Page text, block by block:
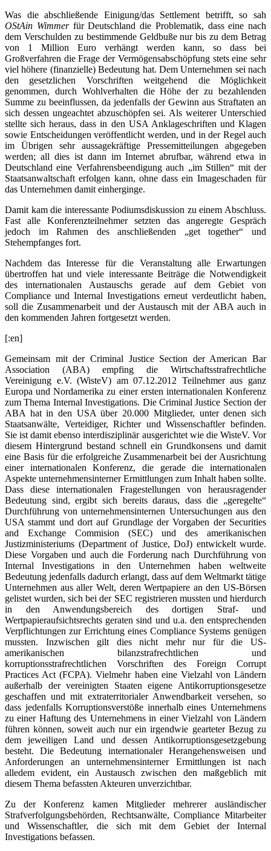
Was die abschließende Einigung/das Settlement betrifft, so sah
OStAin Wimmerfür Deutschland die Problematik, dass eine nach
dem Verschulden zu bestimmende Geldbuße nur bis zu dem Betrag
von 1 Million Euro verhängt werden kann, so dass bei
Großverfahren die Frage der Vermögensabschöpfung stets eine sehr
viel höhere (finanzielle) Bedeutung hat. Dem Unternehmen sei nach
den gesetzlichen Vorschriften weitgehend die Möglichkeit
genommen, durch Wohlverhalten die Höhe der zu bezahlenden
Summe zu beeinflussen, da jedenfalls der Gewinn aus Straftaten an
sich dessen ungeachtet abzuschöpfen sei. Als weiterer Unterschied
stellte sich heraus, dass in den USA Anklageschriften und Klagen
sowie Entscheidungen veröffentlicht werden, und in der Regel auch
im Übrigen sehr aussagekräftige Pressemitteilungen abgegeben
werden; all dies ist dann im Internet abrufbar, während etwa in
Deutschland eine Verfahrensbeendigung auch „im Stillen“ mit der
Staatsanwaltschaft erfolgen kann, ohne dass ein Imageschaden für
das Unternehmen damit einherginge.
Damit kam die interessante Podiumsdiskussion zu einem Abschluss.
Fast alle Konferenzteilnehmer setzten das angeregte Gespräch
jedoch im Rahmen des anschließenden „get together“ und
Stehempfanges fort.
Nachdem das Interesse für die Veranstaltung alle Erwartungen
übertroffen hat und viele interessante Beiträge die Notwendigkeit
des internationalen Austauschs gerade auf dem Gebiet von
Compliance und Internal Investigations erneut verdeutlicht haben,
soll die Zusammenarbeit und der Austausch mit der ABA auch in
den kommenden Jahren fortgesetzt werden.
[:en]
Gemeinsam mit der Criminal Justice Section der American Bar
Association (ABA) empfing die Wirtschaftsstrafrechtliche
Vereinigung e.V. (WisteV) am 07.12.2012 Teilnehmer aus ganz
Europa und Nordamerika zu einer ersten internationalen Konferenz
zum Thema Internal Investigations. Die Criminal Justice Section der
ABA hat in den USA über 20.000 Mitglieder, unter denen sich
Staatsanwälte, Verteidiger, Richter und Wissenschaftler befinden.
Sie ist damit ebenso interdisziplinär ausgerichtet wie die WisteV. Vor
diesem Hintergrund bestand schnell ein Grundkonsens und damit
eine Basis für die erfolgreiche Zusammenarbeit bei der Ausrichtung
einer internationalen Konferenz, die gerade die internationalen
Aspekte unternehmensinterner Ermittlungen zum Inhalt haben sollte.
Dass diese internationalen Fragestellungen von herausragender
Bedeutung sind, ergibt sich bereits daraus, dass die „geregelte“
Durchführung von unternehmensinternen Untersuchungen aus den
USA stammt und dort auf Grundlage der Vorgaben der Securities
and Exchange Commision (SEC) und des amerikanischen
Justizministeriums (Department of Justice, DoJ) entwickelt wurde.
Diese Vorgaben und auch die Forderung nach Durchführung von
Internal Investigations in den Unternehmen haben weltweite
Bedeutung jedenfalls dadurch erlangt, dass auf dem Weltmarkt tätige
Unternehmen aus aller Welt, deren Wertpapiere an den US-Börsen
gelistet wurden, sich bei der SEC registrieren mussten und hierdurch
in den Anwendungsbereich des dortigen Straf- und
Wertpapieraufsichtsrechts geraten sind und u.a. den entsprechenden
Verpflichtungen zur Errichtung eines Compliance Systems genügen
mussten. Inzwischen gilt dies nicht mehr nur für die US-
amerikanischen bilanzstrafrechtlichen und
korruptionsstrafrechtlichen Vorschriften des Foreign Corrupt
Practices Act (FCPA). Vielmehr haben eine Vielzahl von Ländern
außerhalb der vereinigten Staaten eigene Antikorruptionsgesetze
geschaffen und mit extraterritorialer Anwendbarkeit versehen, so
dass jedenfalls Korruptionsverstöße innerhalb eines Unternehmens
zu einer Haftung des Unternehmens in einer Vielzahl von Ländern
führen können, soweit auch nur ein irgendwie gearteter Bezug zu
dem jeweiligen Land und dessen Antikorruptionsgesetzgebung
besteht. Die Bedeutung internationaler Herangehensweisen und
Anforderungen an unternehmensinterner Ermittlungen ist nach
alledem evident, ein Austausch zwischen den maßgeblich mit
diesem Thema befassten Akteuren unverzichtbar.
Zu der Konferenz kamen Mitglieder mehrerer ausländischer
Strafverfolgungsbehörden, Rechtsanwälte, Compliance Mitarbeiter
und Wissenschaftler, die sich mit dem Gebiet der Internal
Investigations befassen.